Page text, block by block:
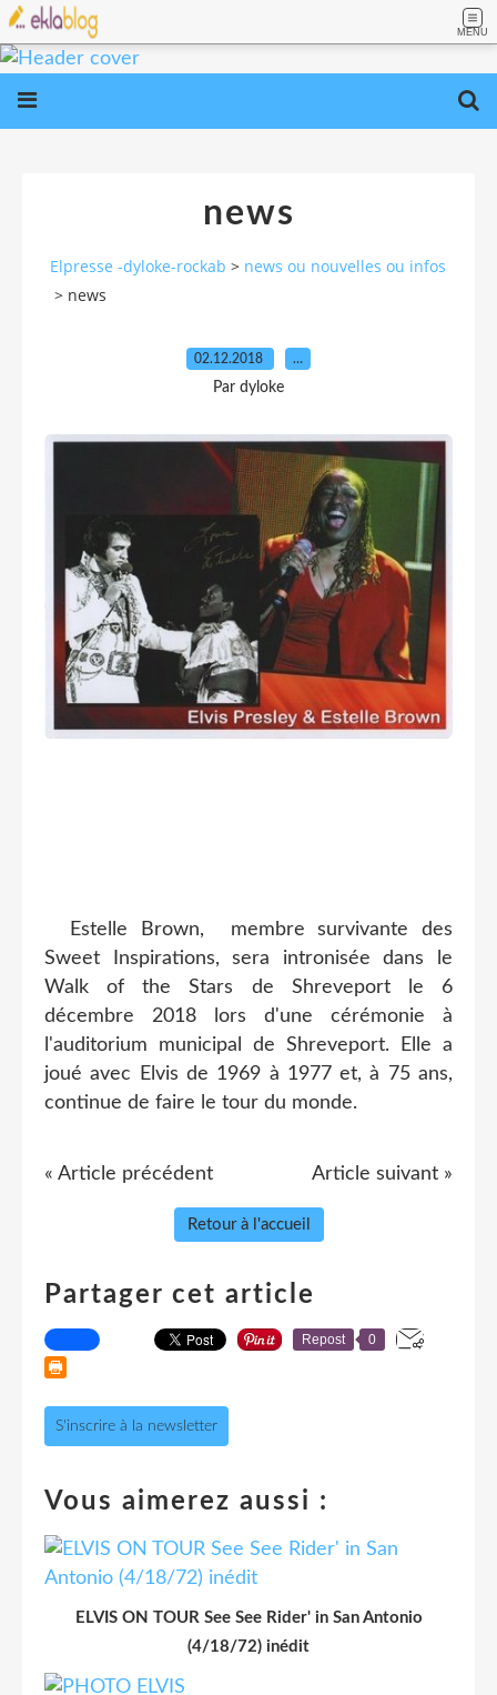
MENU
news
Elpresse -dyloke-rockab > news ou nouvelles ou infos
> news
02.12.2018 …
Par dyloke
Estelle Brown, membre survivante des
Sweet Inspirations, sera intronisée dans le
Walk of the Stars de Shreveport le 6
décembre 2018 lors d'une cérémonie à
l'auditorium municipal de Shreveport. Elle a
joué avec Elvis de 1969 à 1977 et, à 75 ans,
continue de faire le tour du monde.
« Article précédent Article suivant »
Retour à l'accueil
Partager cet article
Repost 0
S'inscrire à la newsletter
Vous aimerez aussi :
ELVIS ON TOUR See See Rider' in San Antonio
(4/18/72) inédit